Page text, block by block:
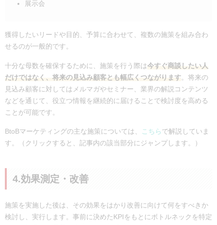
展示会
獲得したいリードや目的、予算に合わせて、複数の施策を組み合わ
せるのが一般的です。
十分な母数を確保するために、施策を行う際は今すぐ商談したい人
だけではなく、将来の見込み顧客とも幅広くつながります。将来の
見込み顧客に対してはメルマガやセミナー、業界の解説コンテンツ
などを通じて、役立つ情報を継続的に届けることで検討度を高める
ことが可能です。
BtoBマーケティングの主な施策については、 こちらで解説していま
す。（クリックすると、記事内の該当部分にジャンプします。）
4.効果測定・改善
施策を実施した後は、その効果をはかり改善に向けて何をすべきか
検討し、実行します。事前に決めたKPIをもとにボトルネックを特定